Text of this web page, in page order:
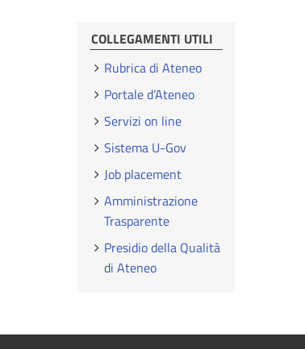
COLLEGAMENTI UTILI
Rubrica di Ateneo
Portale d’Ateneo
Servizi on line
Sistema U-Gov
Job placement
Amministrazione
Trasparente
Presidio della Qualità
di Ateneo